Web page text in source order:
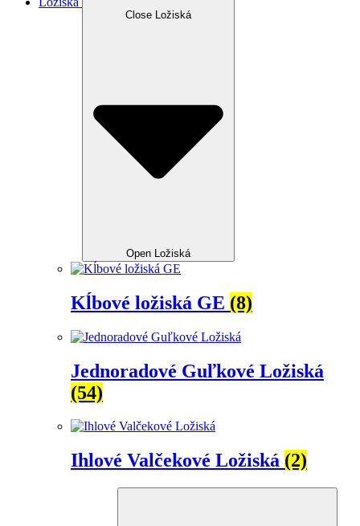
Close Ložiská
Open Ložiská
Kĺbové ložiská GE (8)
Jednoradové Guľkové Ložiská
(54)
Ihlové Valčekové Ložiská (2)